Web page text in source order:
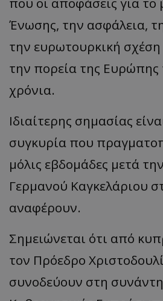
Ένωσης, την ασφάλεια,
την ευρωτουρκική
την πορεία της Ευρώπης
χρόνια.
Ιδιαίτερης σημασίας
συγκυρία που
μόλις εβδομάδες μετά
Γερμανού Καγκελάριου
αναφέρουν.
Σημειώνεται ότι από
τον Πρόεδρο
συνοδεύουν στη